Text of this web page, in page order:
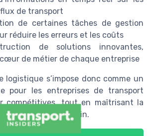
de transport
de certaines tâches de gestion
réduire les erreurs et les coûts
de solutions innovantes,
de métier de chaque entreprise
logistique s’impose donc comme un
pour les entreprises de transport
compétitives, tout en maîtrisant la
de la supply chain.